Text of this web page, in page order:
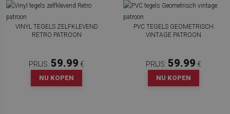
VINYL TEGELS ZELFKLEVEND
RETRO PATROON
PRIJS: 59.99 €
NU KOPEN
PVC TEGELS GEOMETRISCH
VINTAGE PATROON
PRIJS: 59.99 €
NU KOPEN